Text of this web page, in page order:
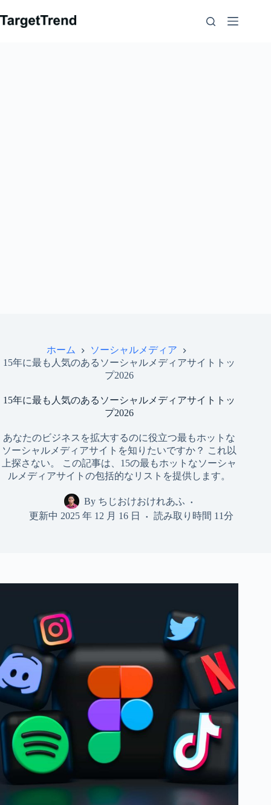
ン
ホーム
ソーシャルメディア
15年に最も人気のあるソーシャルメディアサイトトッ
プ2026
15年に最も人気のあるソーシャルメディアサイトトッ
プ2026
あなたのビジネスを拡大するのに役立つ最もホットな
ソーシャルメディアサイトを知りたいですか？ これ以
上探さない。 この記事は、15の最もホットなソーシャ
ルメディアサイトの包括的なリストを提供します。
By ちじおけおけれあふ
更新中 2025 年 12 月 16 日 読み取り時間 11分